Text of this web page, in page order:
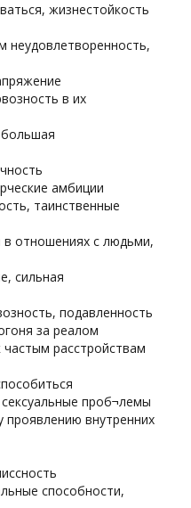
жизнестойкость
неудовлетворенность,
в их
амбиции
таинственные
отношениях с людьми,
сильная
подавленность
за реалом
расстройствам
проб¬лемы
внутренних
способности,